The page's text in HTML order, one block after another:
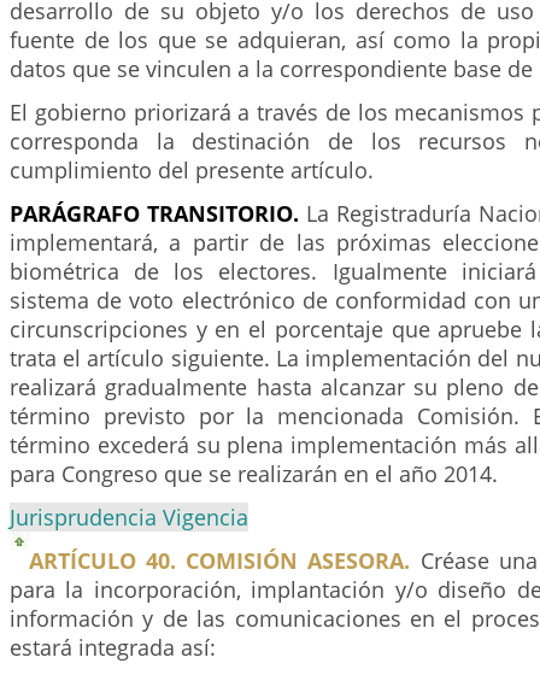
desarrollo de su objeto y/o los derechos de
fuente de los que se adquieran, así como la
datos que se vinculen a la correspondiente base de
El gobierno priorizará a través de los mecanismos
corresponda la destinación de los recursos
cumplimiento del presente artículo.
PARÁGRAFO TRANSITORIO. La Registraduría
implementará, a partir de las próximas
biométrica de los electores. Igualmente
sistema de voto electrónico de conformidad con
circunscripciones y en el porcentaje que apruebe
trata el artículo siguiente. La implementación del
realizará gradualmente hasta alcanzar su pleno
término previsto por la mencionada Comisión.
término excederá su plena implementación más
para Congreso que se realizarán en el año 2014.
Jurisprudencia Vigencia
ARTÍCULO 40. COMISIÓN ASESORA. Créase
para la incorporación, implantación y/o diseño
información y de las comunicaciones en el
estará integrada así: